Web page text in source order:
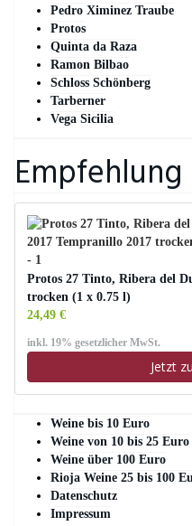
Pedro Ximinez Traube
Protos
Quinta da Raza
Ramon Bilbao
Schloss Schönberg
Tarberner
Vega Sicilia
Protos 27 Tinto, Ribera del
trocken (1 x 0.75 l)
24,49 €
inkl. 19% gesetzlicher MwSt.
Jetzt
Weine bis 10 Euro
Weine von 10 bis 25 Euro
Weine über 100 Euro
Rioja Weine 25 bis 100
Datenschutz
Impressum